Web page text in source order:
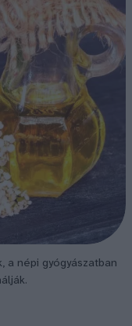
a népi gyógyászatban